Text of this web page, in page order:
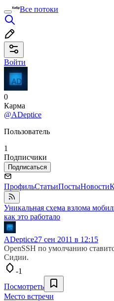
Все потоки
Войти
0
Карма
@ADeptice
Пользователь
1
Подписчики
Подписаться
ПрофильСтатьиПостыНовости
Уникальная схема взлома
как это работало
ADeptice27 сен 2011 в 12:15
OpenSSH по умолчанию
Сидии.
-1
Посмотреть
Место встречи